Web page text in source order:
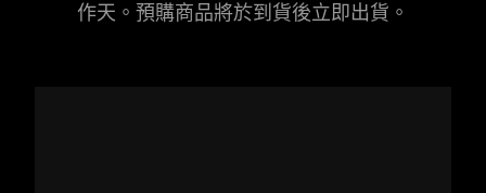
作天。預購商品將於到貨後立即出貨。